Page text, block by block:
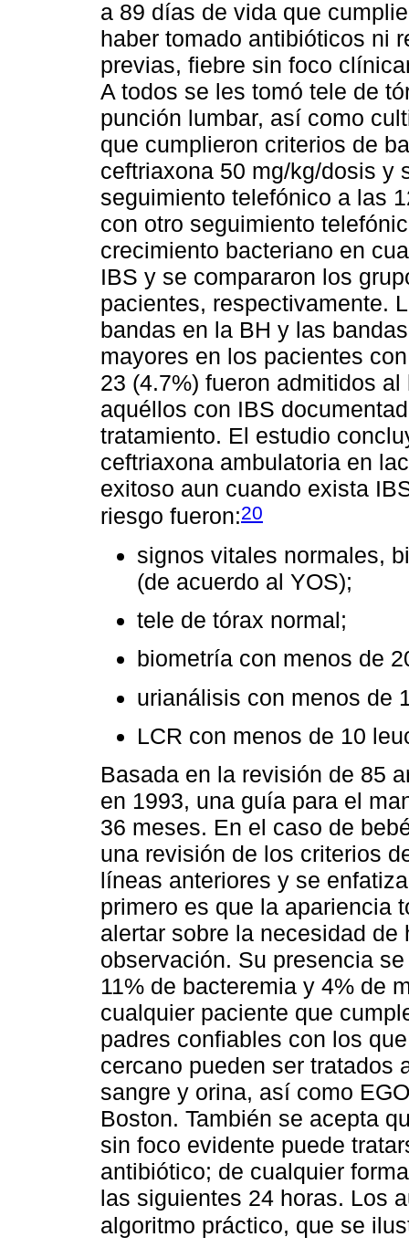
a 89 días de vida que
haber tomado antibióticos ni
previas, fiebre sin foco
A todos se les tomó tele de
punción lumbar, así como
que cumplieron criterios de
ceftriaxona 50 mg/kg/dosis y
seguimiento telefónico a las
con otro seguimiento
crecimiento bacteriano en
IBS y se compararon los
pacientes, respectivamente.
bandas en la BH y las
mayores en los pacientes
23 (4.7%) fueron admitidos
aquéllos con IBS
tratamiento. El estudio
ceftriaxona ambulatoria en
exitoso aun cuando exista
riesgo fueron:20
signos vitales normales,
(de acuerdo al YOS);
tele de tórax normal;
biometría con menos de
urianálisis con menos de
LCR con menos de 10
Basada en la revisión de 85
en 1993, una guía para el
36 meses. En el caso de
una revisión de los criterios
líneas anteriores y se
primero es que la apariencia
alertar sobre la necesidad
observación. Su presencia
11% de bacteremia y 4% de
cualquier paciente que
padres confiables con los
cercano pueden ser tratados
sangre y orina, así como
Boston. También se acepta
sin foco evidente puede
antibiótico; de cualquier
las siguientes 24 horas. Los
algoritmo práctico, que se